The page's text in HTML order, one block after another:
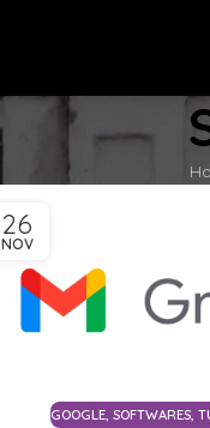
26
NOV
GOOGLE ,SOFTWARES ,